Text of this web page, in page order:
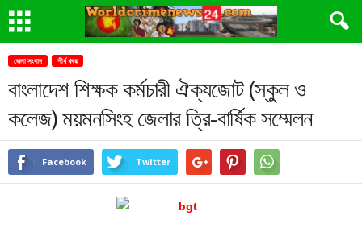
জেলা সংবাদ শীর্ষ খবর
বাংলাদেশ শিক্ষক কর্মচারী ঐক্যজোট (স্কুল ও
কলেজ) ময়মনসিংহ জেলার ত্রি-বার্ষিক সম্মেলন
Facebook Twitter